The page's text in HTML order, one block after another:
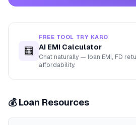
🧮
FREE TOOL TRY KARO
AI EMI Calculator
Chat naturally — loan EMI, FD
affordability.
💰 Loan Resources